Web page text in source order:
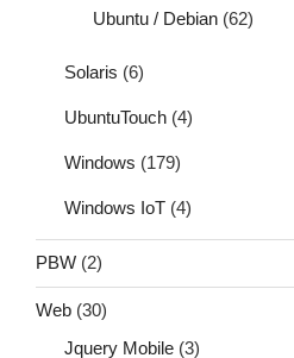
Ubuntu / Debian (62)
Solaris (6)
UbuntuTouch (4)
Windows (179)
Windows IoT (4)
PBW (2)
Web (30)
Jquery Mobile (3)